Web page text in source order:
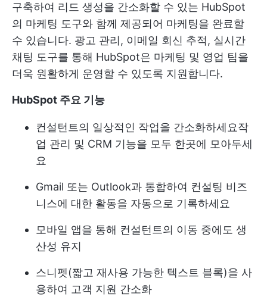
구축하여 리드 생성을 간소화할 수 있는 HubSpot
의 마케팅 도구와 함께 제공되어 마케팅을 완료할
수 있습니다. 광고 관리, 이메일 회신 추적, 실시간
채팅 도구를 통해 HubSpot은 마케팅 및 영업 팀을
더욱 원활하게 운영할 수 있도록 지원합니다.
HubSpot 주요 기능
컨설턴트의 일상적인 작업을 간소화하세요작
업 관리 및 CRM 기능을 모두 한곳에 모아두세
요
Gmail 또는 Outlook과 통합하여 컨설팅 비즈
니스에 대한 활동을 자동으로 기록하세요
모바일 앱을 통해 컨설턴트의 이동 중에도 생
산성 유지
스니펫(짧고 재사용 가능한 텍스트 블록)을 사
용하여 고객 지원 간소화